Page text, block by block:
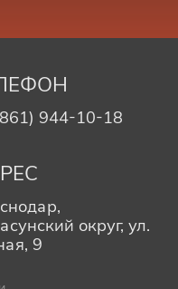
944-10-18
округ, ул.
9